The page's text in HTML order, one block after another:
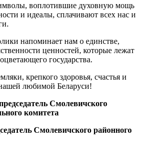
воплотившие духовную мощь
и идеалы, сплачивают всех нас и
напоминает нам о единстве,
ценностей, которые лежат
государства.
крепкого здоровья, счастья и
любимой Беларуси!
Смолевичского
комитета
Смолевичского районного